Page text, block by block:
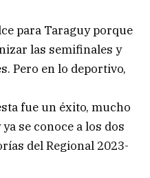
para Taraguy porque
las semifinales y
Pero en lo deportivo,
fue un éxito, mucho
se conoce a los dos
del Regional 2023-